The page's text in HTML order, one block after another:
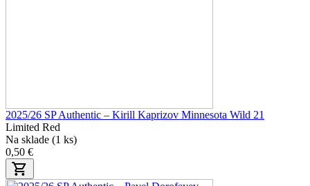
2025/26 SP Authentic – Kirill Kaprizov Minnesota Wild 21
Limited Red
Na sklade (1 ks)
0,50 €